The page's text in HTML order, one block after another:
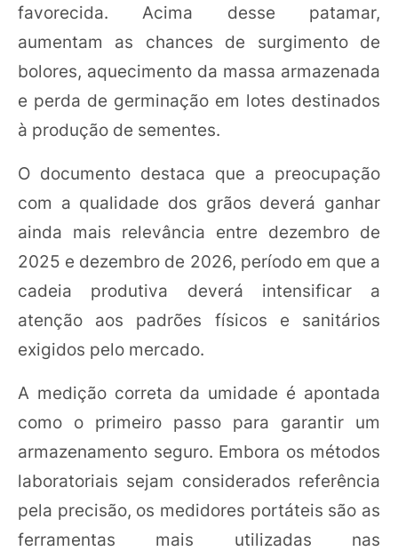
favorecida. Acima desse patamar,
aumentam as chances de surgimento de
bolores, aquecimento da massa armazenada
e perda de germinação em lotes destinados
à produção de sementes.
O documento destaca que a preocupação
com a qualidade dos grãos deverá ganhar
ainda mais relevância entre dezembro de
2025 e dezembro de 2026, período em que a
cadeia produtiva deverá intensificar a
atenção aos padrões físicos e sanitários
exigidos pelo mercado.
A medição correta da umidade é apontada
como o primeiro passo para garantir um
armazenamento seguro. Embora os métodos
laboratoriais sejam considerados referência
pela precisão, os medidores portáteis são as
ferramentas mais utilizadas nas